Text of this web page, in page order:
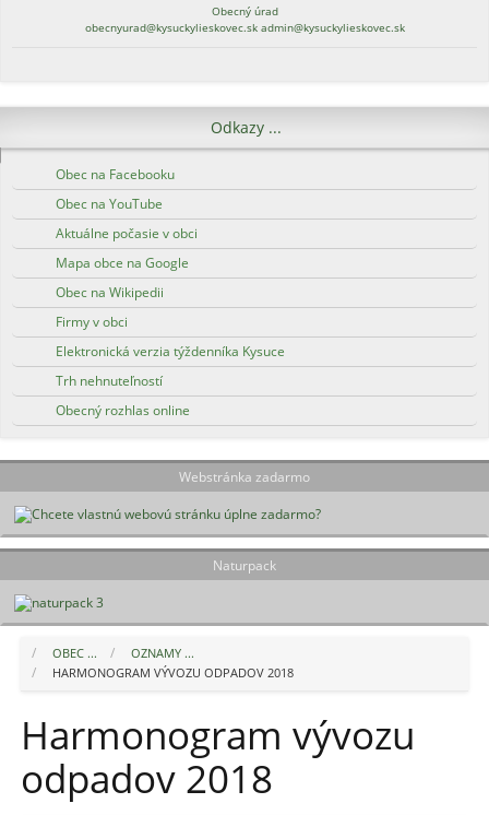
Obecný úrad
obecnyurad@kysuckylieskovec.sk admin@kysuckylieskovec.sk
Odkazy ...
Obec na Facebooku
Obec na YouTube
Aktuálne počasie v obci
Mapa obce na Google
Obec na Wikipedii
Firmy v obci
Elektronická verzia týždenníka Kysuce
Trh nehnuteľností
Obecný rozhlas online
Webstránka zadarmo
Naturpack
OBEC ...
OZNAMY ...
HARMONOGRAM VÝVOZU ODPADOV 2018
Harmonogram vývozu
odpadov 2018